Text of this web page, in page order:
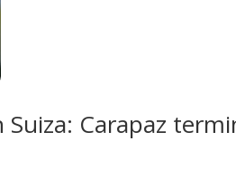
Suiza: Carapaz